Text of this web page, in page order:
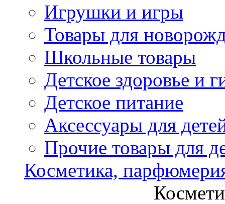
Игрушки и игры
Товары для
Школьные товары
Детское здоровье и
Детское питание
Аксессуары для
Прочие товары для
Косметика,